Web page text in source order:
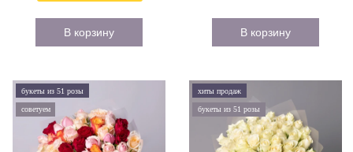
В корзину В корзину
букеты из 51 розы
советуем
хиты продаж
букеты из 51 розы